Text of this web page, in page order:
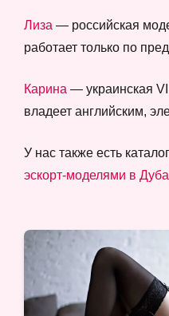
Лиза — российская
работает только по
Карина — украинская
владеет английским,
У нас также есть
эскорт-моделями в